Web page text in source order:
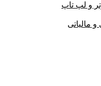
و لپ تاپ
مالیاتی